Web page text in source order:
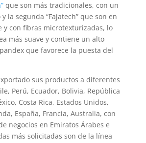
que son más tradicionales, con un
la segunda “Fajatech” que son en
con fibras microtexturizadas, lo
más suave y contiene un alto
que favorece la puesta del
sus productos a diferentes
Perú, Ecuador, Bolivia, República
Costa Rica, Estados Unidos,
España, Francia, Australia, con
negocios en Emiratos Árabes e
más solicitadas son de la línea